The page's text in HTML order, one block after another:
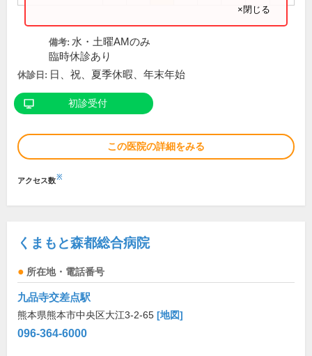
×閉じる
備考: 水・土曜AMのみ
臨時休診あり
休診日: 日、祝、夏季休暇、年末年始
初診受付
この医院の詳細をみる
アクセス数※
くまもと森都総合病院
所在地・電話番号
九品寺交差点駅
熊本県熊本市中央区大江3-2-65 [地図]
096-364-6000